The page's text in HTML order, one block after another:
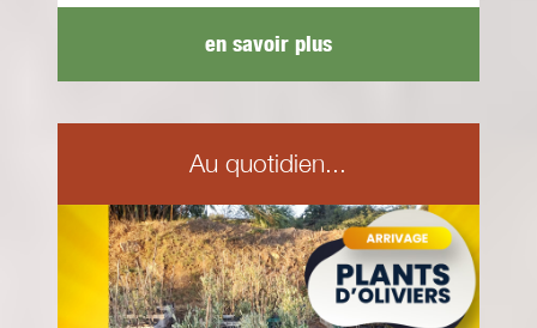
en savoir plus
Au quotidien...